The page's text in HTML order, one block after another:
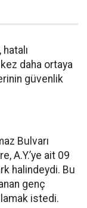
daha ortaya
güvenlik
Bulvarı
A.Y.’ye ait 09
halindeydi. Bu
genç
istedi.